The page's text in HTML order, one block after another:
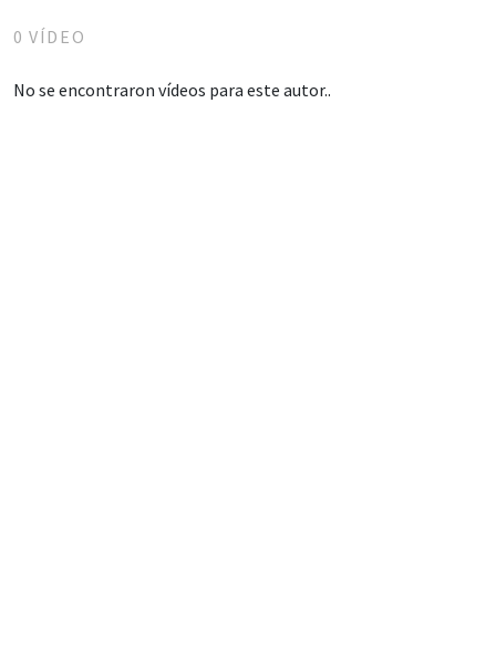
0 VÍDEO
No se encontraron vídeos para este autor..